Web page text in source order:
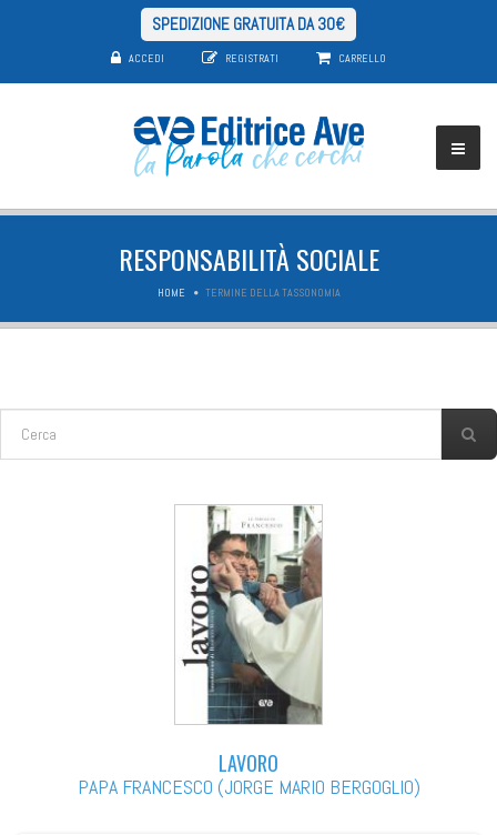
SPEDIZIONE GRATUITA DA 30€
ACCEDI REGISTRATI CARRELLO
RESPONSABILITÀ SOCIALE
HOME TERMINE DELLA TASSONOMIA
FORM DI RICERCA
LAVORO
PAPA FRANCESCO (JORGE MARIO BERGOGLIO)